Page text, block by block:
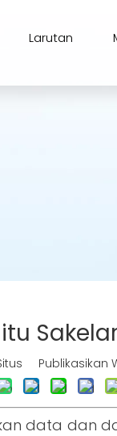
Larutan
Publikasikan
data dan